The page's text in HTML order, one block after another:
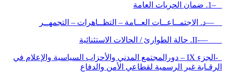
–1. ضمان الحريات العامة
—د. الاجتمــاعــات العــامة – التظــاهرات – التجمهــر
—-II. حالة الطوارئ / الحالات الاستثنائية
-الجزء IX – دورالمجتمع المدني والأحزاب السياسية والإعلام في
الرقـابة غير الرسمية لقطاعي الأمن والدفاع